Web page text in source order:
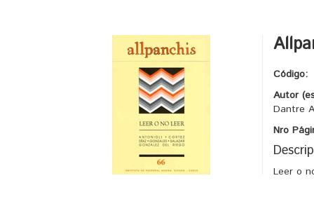
Código:
Autor
Dantre
Nro
Leer o